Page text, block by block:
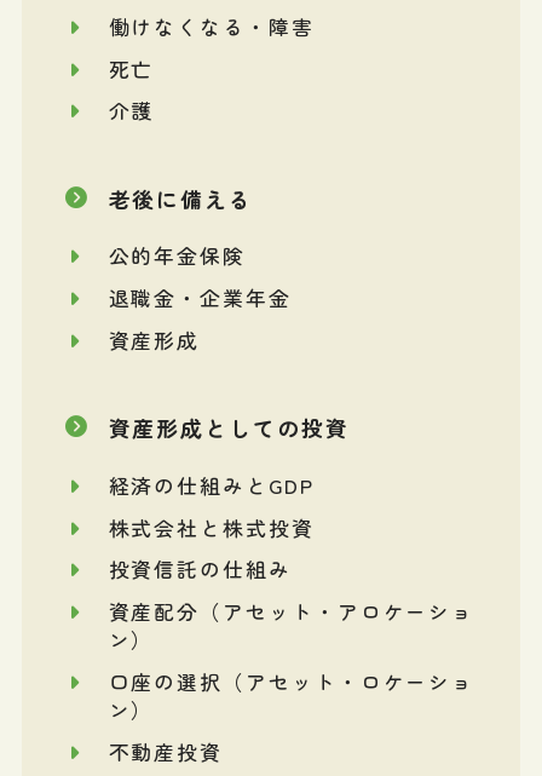
働けなくなる・障害
死亡
介護
老後に備える
公的年金保険
退職金・企業年金
資産形成
資産形成としての投資
経済の仕組みとGDP
株式会社と株式投資
投資信託の仕組み
資産配分（アセット・アロケーショ
ン）
口座の選択（アセット・ロケーショ
ン）
不動産投資